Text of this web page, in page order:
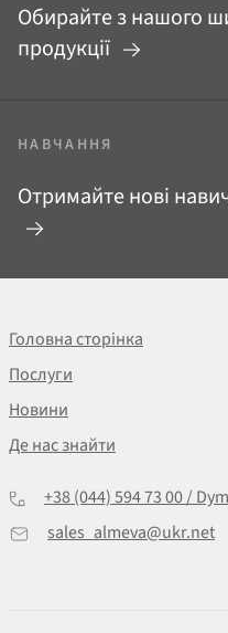
Обирайте з нашого
продукції
НАВЧАННЯ
Отримайте нові
Головна сторінка
Послуги
Новини
Де нас знайти
+38 (044) 594 73 00 /
sales_almeva@ukr.net